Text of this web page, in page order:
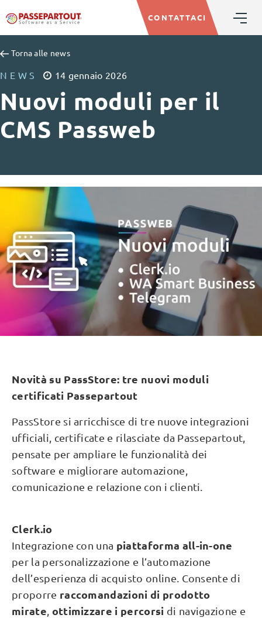
CONTATTACI
Torna alle news
NEWS 14 gennaio 2026
Nuovi moduli per il
CMS Passweb
Novità su PassStore: tre nuovi moduli
certificati Passepartout
PassStore si arricchisce di tre nuove integrazioni
ufficiali, certificate e rilasciate da Passepartout,
pensate per ampliare le funzionalità dei
software e migliorare automazione,
comunicazione e relazione con i clienti.
Clerk.io
Integrazione con una piattaforma all-in-one
per la personalizzazione e l’automazione
dell’esperienza di acquisto online. Consente di
proporre raccomandazioni di prodotto
mirate ottimizzare i percorsi di navigazione e